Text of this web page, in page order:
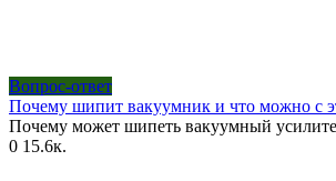
Вопрос-ответ
Почему шипит вакуумник и что можно с
Почему может шипеть вакуумный
0 15.6к.